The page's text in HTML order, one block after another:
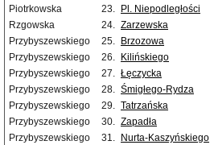
Piotrkowska
23. Pl. Niepodległości
Rzgowska
24. Zarzewska
Przybyszewskiego
25. Brzozowa
Przybyszewskiego
26. Kilińskiego
Przybyszewskiego
27. Łęczycka
Przybyszewskiego
28. Śmigłego-Rydza
Przybyszewskiego
29. Tatrzańska
Przybyszewskiego
30. Zapadła
Przybyszewskiego
31. Nurta-Kaszyńskiego